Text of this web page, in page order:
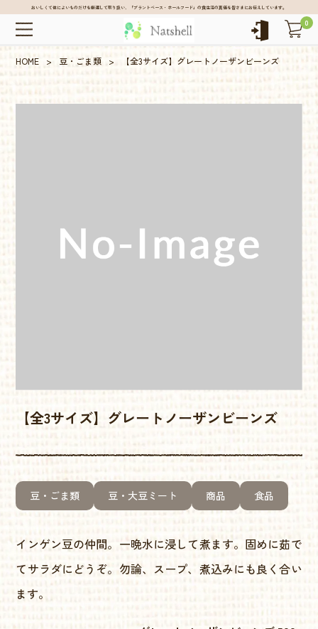
おいしくて体によいものだけを厳選して取り扱い、「プラントベース・ホールフード」の食生活の真価を皆さまにお伝えしています。
0
HOME > 豆・ごま類 > 【全3サイズ】グレートノーザンビーンズ
【全3サイズ】グレートノーザンビーンズ
豆・ごま類 豆・大豆ミート 商品 食品
インゲン豆の仲間。一晩水に浸して煮ます。固めに茹で
てサラダにどうぞ。勿論、スープ、煮込みにも良く合い
ます。